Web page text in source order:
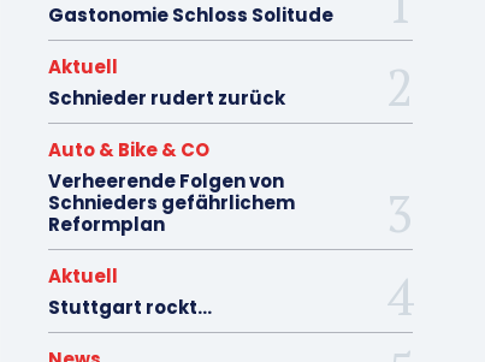
Gastonomie Schloss Solitude
Aktuell
Schnieder rudert zurück
Auto & Bike & CO
Verheerende Folgen von
Schnieders gefährlichem
Reformplan
Aktuell
Stuttgart rockt…